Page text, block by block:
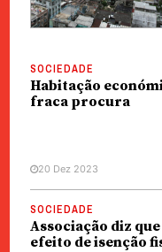
SOCIEDADE
Habitação
fraca procura
20 Dez 2023
SOCIEDADE
Associação diz
efeito de isenção